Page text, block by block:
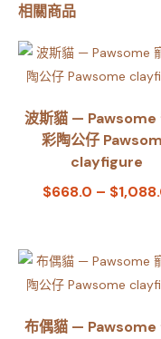
相關商品
波斯貓 — Pawsome
彩陶公仔
clayfigure
$668.0 – $
布偶貓 — Pawsome